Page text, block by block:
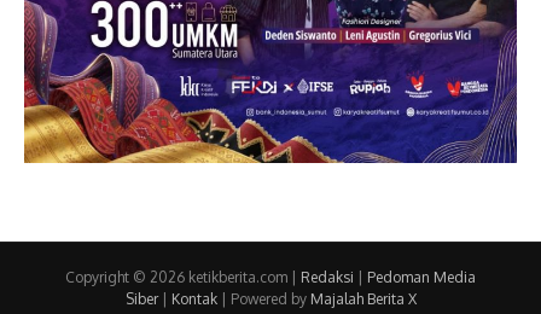
Copyright © 2026 ketikberita.com | Redaksi
Pedoman Media
Siber| Kontak| Powered by Majalah Berita X